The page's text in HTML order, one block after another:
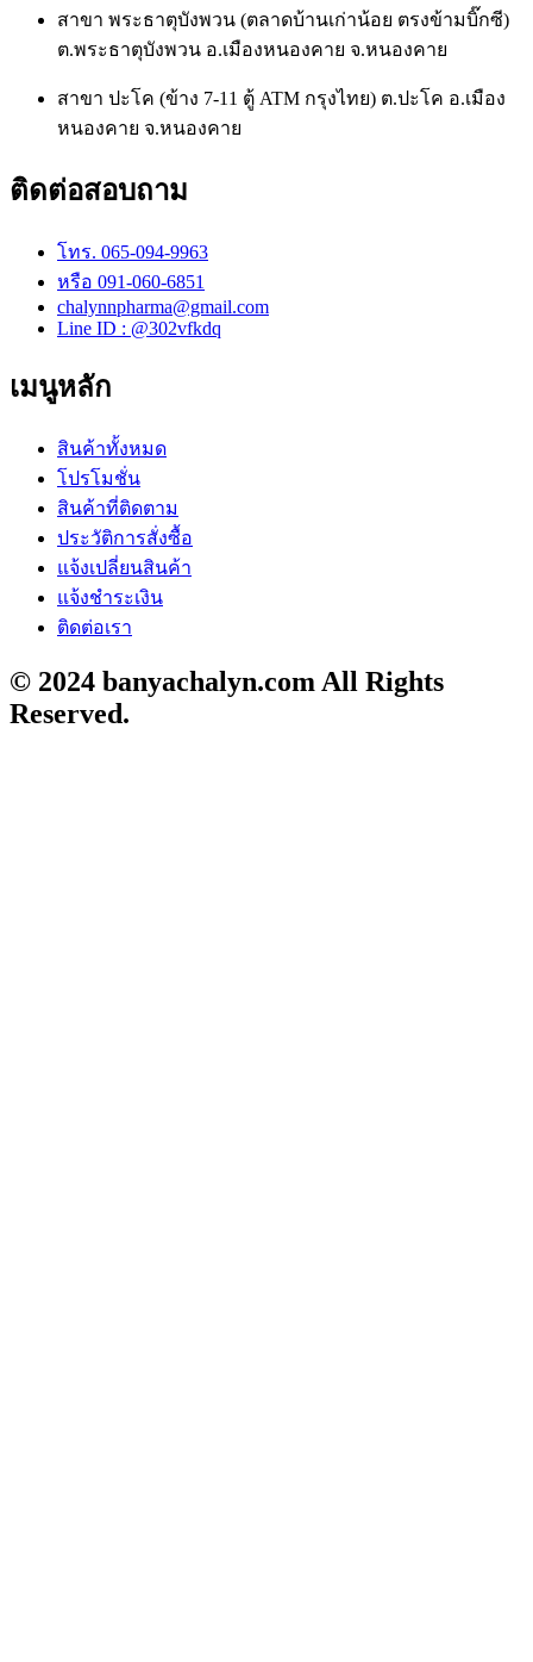
สาขา พระธาตุบังพวน (ตลาดบ้านเก่าน้อย ตรงข้ามบิ๊กซี)
ต.พระธาตุบังพวน อ.เมืองหนองคาย จ.หนองคาย
สาขา ปะโค (ข้าง 7-11 ตู้ ATM กรุงไทย) ต.ปะโค อ.เมือง
หนองคาย จ.หนองคาย
ติดต่อสอบถาม
โทร. 065-094-9963
หรือ 091-060-6851
chalynnpharma@gmail.com
Line ID : @302vfkdq
เมนูหลัก
สินค้าทั้งหมด
โปรโมชั่น
สินค้าที่ติดตาม
ประวัติการสั่งซื้อ
แจ้งเปลี่ยนสินค้า
แจ้งชำระเงิน
ติดต่อเรา
© 2024 banyachalyn.com All Rights
Reserved.